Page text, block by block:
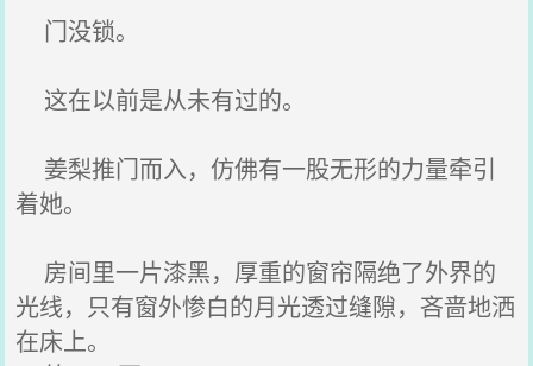
门没锁。
这在以前是从未有过的。
姜梨推门而入，仿佛有一股无形的力量牵引
着她。
房间里一片漆黑，厚重的窗帘隔绝了外界的
光线，只有窗外惨白的月光透过缝隙，吝啬地洒
在床上。